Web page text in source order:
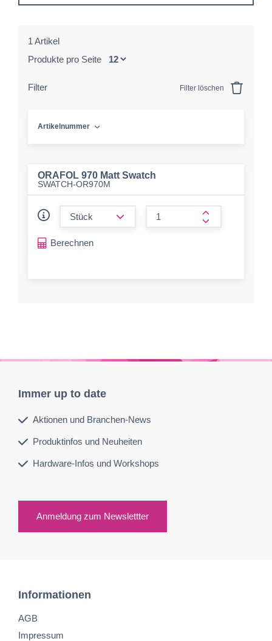
1 Artikel
Produkte pro Seite
Filter Filter löschen
Artikelnummer
ORAFOL 970 Matt Swatch
SWATCH-OR970M
form.increase-
Berechnen
Immer up to date
Aktionen und Branchen-News
Produktinfos und Neuheiten
Hardware-Infos und Workshops
Anmeldung zum Newslettter
Informationen
AGB
Impressum